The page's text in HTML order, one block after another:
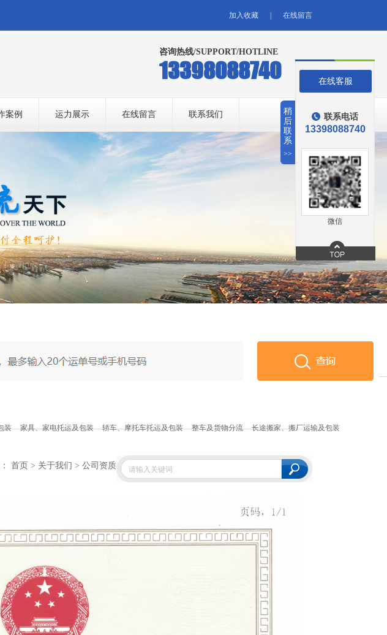
加入收藏 在线留言
咨询热线/SUPPORT/HOTLINE
13398088740
案例 运力展示 在线留言 联系我们
装 家具、家电托运及包装 轿车、摩托车托运及包装 整车及货物分流 长途搬家、搬厂运输及包装
首页 > 关于我们 > 公司资质
稍
后
联
系
>>
在线客服
联系电话
13398088740
微信